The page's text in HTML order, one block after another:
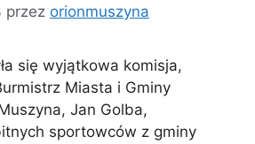
przez orionmuszyna
się wyjątkowa komisja,
Miasta i Gminy
Jan Golba,
sportowców z gminy